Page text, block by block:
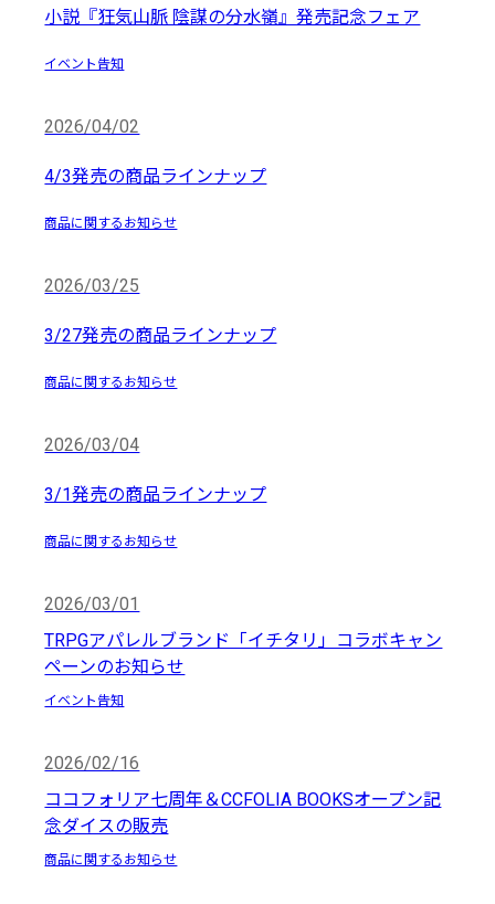
小説『狂気山脈 陰謀の分水嶺』発売記念フェア
イベント告知
2026/04/02
4/3発売の商品ラインナップ
商品に関するお知らせ
2026/03/25
3/27発売の商品ラインナップ
商品に関するお知らせ
2026/03/04
3/1発売の商品ラインナップ
商品に関するお知らせ
2026/03/01
TRPGアパレルブランド「イチタリ」コラボキャン
ペーンのお知らせ
イベント告知
2026/02/16
ココフォリア七周年＆CCFOLIA BOOKSオープン記
念ダイスの販売
商品に関するお知らせ